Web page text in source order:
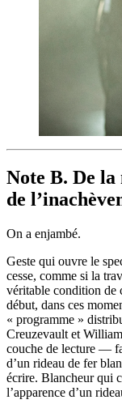
Note B. De
de
On a enjambé.
Geste qui ouvre le
cesse, comme si la
véritable condition de
début, dans ces
« programme »
Creuzevault et
couche de lecture —
d’un rideau de fer
écrire. Blancheur qui
l’apparence d’un